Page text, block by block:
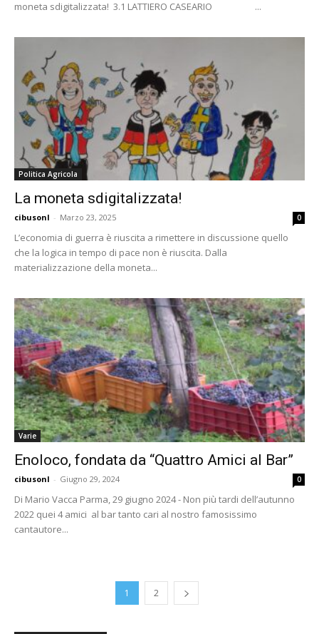
moneta sdigitalizzata! 3.1 LATTIERO CASEARIO ...
Politica Agricola
La moneta sdigitalizzata!
cibusonl - Marzo 23, 2025 0
L’economia di guerra è riuscita a rimettere in discussione quello
che la logica in tempo di pace non è riuscita. Dalla
materializzazione della moneta...
Varie
Enoloco, fondata da “Quattro Amici al Bar”
cibusonl - Giugno 29, 2024 0
Di Mario Vacca Parma, 29 giugno 2024 - Non più tardi dell’autunno
2022 quei 4 amici al bar tanto cari al nostro famosissimo
cantautore...
1 2